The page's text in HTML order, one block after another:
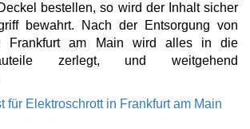
bestellen, so wird der Inhalt sicher
bewahrt. Nach der Entsorgung von
Frankfurt am Main wird alles in die
zerlegt, und weitgehend
für Elektroschrott in Frankfurt am Main